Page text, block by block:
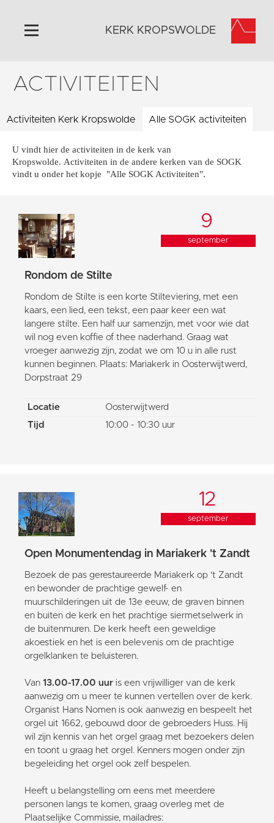
Home
Historie
Activiteiten
Steun ons
Vaktaal
KERK KROPSWOLDE
ACTIVITEITEN
Activiteiten Kerk Kropswolde Alle SOGK activiteiten
U vindt hier de activiteiten in de kerk van
Kropswolde. Activiteiten in de andere kerken van de SOGK
vindt u onder het kopje "Alle SOGK Activiteiten".
9
september
Rondom de Stilte
Rondom de Stilte is een korte Stilteviering, met een
kaars, een lied, een tekst, een paar keer een wat
langere stilte. Een half uur samenzijn, met voor wie dat
wil nog even koffie of thee naderhand. Graag wat
vroeger aanwezig zijn, zodat we om 10 u in alle rust
kunnen beginnen. Plaats: Mariakerk in Oosterwijtwerd,
Dorpstraat 29
Locatie
Oosterwijtwerd
Tijd
10:00 - 10:30 uur
12
september
Open Monumentendag in Mariakerk 't Zandt
Bezoek de pas gerestaureerde Mariakerk op 't Zandt
en bewonder de prachtige gewelf- en
muurschilderingen uit de 13e eeuw, de graven binnen
en buiten de kerk en het prachtige siermetselwerk in
de buitenmuren. De kerk heeft een geweldige
akoestiek en het is een belevenis om de prachtige
orgelklanken te beluisteren.
Van 13.00-17.00 uur is een vrijwilliger van de kerk
aanwezig om u meer te kunnen vertellen over de kerk.
Organist Hans Nomen is ook aanwezig en bespeelt het
orgel uit 1662, gebouwd door de gebroeders Huss. Hij
wil zijn kennis van het orgel graag met bezoekers delen
en toont u graag het orgel. Kenners mogen onder zijn
begeleiding het orgel ook zelf bespelen.
Heeft u belangstelling om eens met meerdere
personen langs te komen, graag overleg met de
Plaatselijke Commissie, mailadres: